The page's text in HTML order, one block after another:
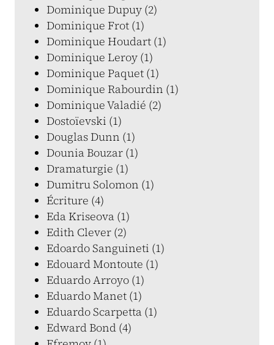
Dominique Dupuy (2)
Dominique Frot (1)
Dominique Houdart (1)
Dominique Leroy (1)
Dominique Paquet (1)
Dominique Rabourdin (1)
Dominique Valadié (2)
Dostoïevski (1)
Douglas Dunn (1)
Dounia Bouzar (1)
Dramaturgie (1)
Dumitru Solomon (1)
Écriture (4)
Eda Kriseova (1)
Edith Clever (2)
Edoardo Sanguineti (1)
Edouard Montoute (1)
Eduardo Arroyo (1)
Eduardo Manet (1)
Eduardo Scarpetta (1)
Edward Bond (4)